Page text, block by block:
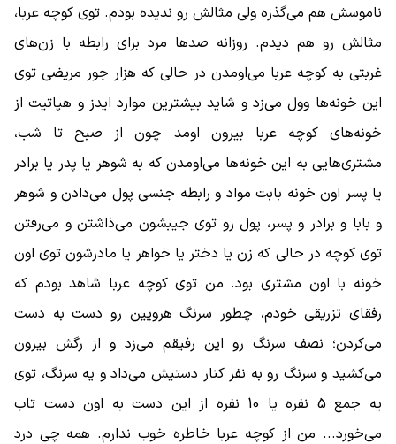
ناموسش هم می‌گذره ولی مثالش رو ندیده بودم. توی کوچه عربا،
مثالش رو هم دیدم. روزانه صدها مرد برای رابطه با زن‌های
غربتی به کوچه عربا می‌اومدن در حالی که هزار جور مریضی توی
این خونه‌ها وول می‌زد و شاید بیشترین موارد ایدز و هپاتیت از
خونه‌های کوچه عربا بیرون اومد چون از صبح تا شب،
مشتری‌هایی به این خونه‌ها می‌اومدن که به شوهر یا پدر یا برادر
یا پسر اون خونه بابت مواد و رابطه جنسی پول می‌دادن و شوهر
و بابا و برادر و پسر، پول رو توی جیبشون می‌ذاشتن و می‌رفتن
توی کوچه در حالی که زن یا دختر یا خواهر یا مادرشون توی اون
خونه با اون مشتری بود. من توی کوچه عربا شاهد بودم که
رفقای تزریقی خودم، چطور سرنگ هرویین رو دست به دست
می‌کردن؛ نصف سرنگ رو این رفیقم می‌زد و از رگش بیرون
می‌کشید و سرنگ رو به نفر کنار دستیش می‌داد و یه سرنگ، توی
یه جمع 5 نفره یا 10 نفره از این دست به اون دست تاب
می‌خورد... من از کوچه عربا خاطره خوب ندارم. همه چی درد